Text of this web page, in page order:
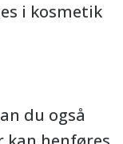
i kosmetik
du også